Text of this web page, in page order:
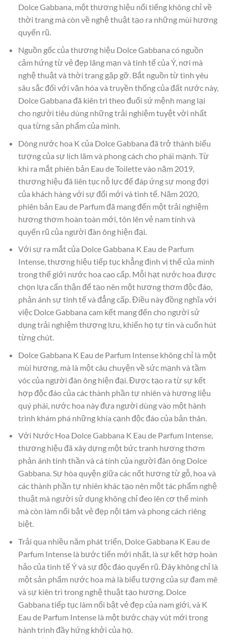
Dolce Gabbana, một thương hiệu nổi tiếng không chỉ về
thời trang mà còn về nghệ thuật tạo ra những mùi hương
quyến rũ.
Nguồn gốc của thương hiệu Dolce Gabbana có nguồn
cảm hứng từ vẻ đẹp lãng mạn và tinh tế của Ý, nơi mà
nghệ thuật và thời trang gặp gỡ. Bắt nguồn từ tình yêu
sâu sắc đối với văn hóa và truyền thống của đất nước này,
Dolce Gabbana đã kiên trì theo đuổi sứ mệnh mang lại
cho người tiêu dùng những trải nghiệm tuyệt vời nhất
qua từng sản phẩm của mình.
Dòng nước hoa K của Dolce Gabbana đã trở thành biểu
tượng của sự lịch lãm và phong cách cho phái mạnh. Từ
khi ra mắt phiên bản Eau de Toilette vào năm 2019,
thương hiệu đã liên tục nỗ lực để đáp ứng sự mong đợi
của khách hàng với sự đổi mới và tinh tế. Năm 2020,
phiên bản Eau de Parfum đã mang đến một trải nghiệm
hương thơm hoàn toàn mới, tôn lên vẻ nam tính và
quyến rũ của người đàn ông hiện đại.
Với sự ra mắt của Dolce Gabbana K Eau de Parfum
Intense, thương hiệu tiếp tục khẳng định vị thế của mình
trong thế giới nước hoa cao cấp. Mỗi hạt nước hoa được
chọn lựa cẩn thận để tạo nên một hương thơm độc đáo,
phản ánh sự tinh tế và đẳng cấp. Điều này đồng nghĩa với
việc Dolce Gabbana cam kết mang đến cho người sử
dụng trải nghiệm thượng lưu, khiến họ tự tin và cuốn hút
từng chút.
Dolce Gabbana K Eau de Parfum Intense không chỉ là một
mùi hương, mà là một câu chuyện về sức mạnh và tầm
vóc của người đàn ông hiện đại. Được tạo ra từ sự kết
hợp độc đáo của các thành phần tự nhiên và hương liệu
quý phái, nước hoa này đưa người dùng vào một hành
trình khám phá những khía cạnh độc đáo của bản thân.
Với Nước Hoa Dolce Gabbana K Eau de Parfum Intense,
thương hiệu đã xây dựng một bức tranh hương thơm
phản ánh tinh thần và cá tính của người đàn ông Dolce
Gabbana. Sự hòa quyện giữa các nốt hương từ gỗ, hoa và
các thành phần tự nhiên khác tạo nên một tác phẩm nghệ
thuật mà người sử dụng không chỉ đeo lên cơ thể mình
mà còn làm nổi bật vẻ đẹp nội tâm và phong cách riêng
biệt.
Trải qua nhiều năm phát triển, Dolce Gabbana K Eau de
Parfum Intense là bước tiến mới nhất, là sự kết hợp hoàn
hảo của tinh tế Ý và sự độc đáo quyến rũ. Đây không chỉ là
một sản phẩm nước hoa mà là biểu tượng của sự đam mê
và sự kiên trì trong nghệ thuật tạo hương. Dolce
Gabbana tiếp tục làm nổi bật vẻ đẹp của nam giới, và K
Eau de Parfum Intense là một bước chạy vút mới trong
hành trình đầy hứng khởi của họ.